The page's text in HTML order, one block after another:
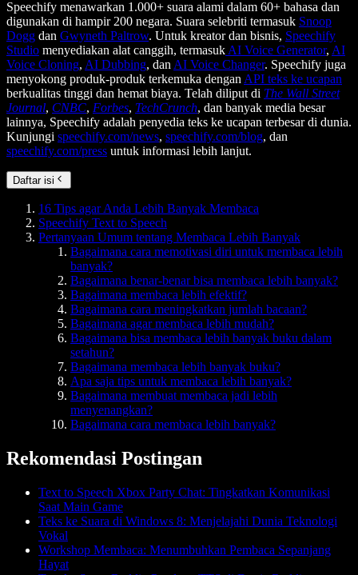
Speechify menawarkan 1.000+ suara alami dalam 60+ bahasa dan
digunakan di hampir 200 negara. Suara selebriti termasuk Snoop
Dogg dan Gwyneth Paltrow. Untuk kreator dan bisnis, Speechify
Studio menyediakan alat canggih, termasuk AI Voice Generator, AI
Voice Cloning, AI Dubbing, dan AI Voice Changer. Speechify juga
menyokong produk-produk terkemuka dengan API teks ke ucapan
berkualitas tinggi dan hemat biaya. Telah diliput di The Wall Street
Journal, CNBC, Forbes, TechCrunch, dan banyak media besar
lainnya, Speechify adalah penyedia teks ke ucapan terbesar di dunia.
Kunjungi speechify.com/news, speechify.com/blog, dan
speechify.com/press untuk informasi lebih lanjut.
Daftar isi
16 Tips agar Anda Lebih Banyak Membaca
Speechify Text to Speech
Pertanyaan Umum tentang Membaca Lebih Banyak
Bagaimana cara memotivasi diri untuk membaca lebih
banyak?
Bagaimana benar-benar bisa membaca lebih banyak?
Bagaimana membaca lebih efektif?
Bagaimana cara meningkatkan jumlah bacaan?
Bagaimana agar membaca lebih mudah?
Bagaimana bisa membaca lebih banyak buku dalam
setahun?
Bagaimana membaca lebih banyak buku?
Apa saja tips untuk membaca lebih banyak?
Bagaimana membuat membaca jadi lebih
menyenangkan?
Bagaimana cara membaca lebih banyak?
Rekomendasi Postingan
Text to Speech Xbox Party Chat: Tingkatkan Komunikasi
Saat Main Game
Teks ke Suara di Windows 8: Menjelajahi Dunia Teknologi
Vokal
Workshop Membaca: Menumbuhkan Pembaca Sepanjang
Hayat